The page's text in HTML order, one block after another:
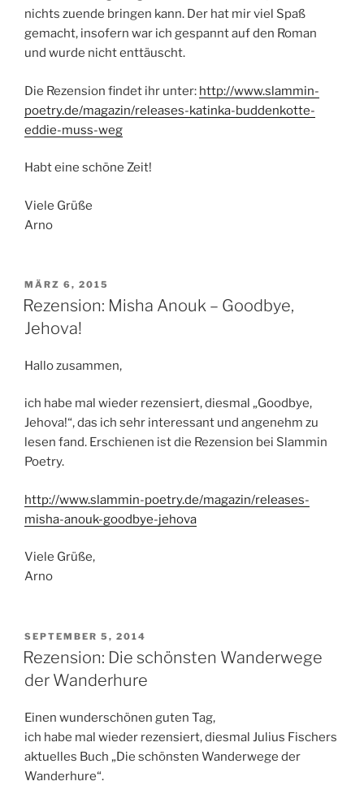
nichts zuende bringen kann. Der hat mir viel Spaß
gemacht, insofern war ich gespannt auf den Roman
und wurde nicht enttäuscht.
Die Rezension findet ihr unter: http://www.slammin-
poetry.de/magazin/releases-katinka-buddenkotte-
eddie-muss-weg
Habt eine schöne Zeit!
Viele Grüße
Arno
VERÖFFENTLICHT
AM
MÄRZ 6, 2015
Rezension: Misha Anouk – Goodbye,
Jehova!
Hallo zusammen,
ich habe mal wieder rezensiert, diesmal „Goodbye,
Jehova!“, das ich sehr interessant und angenehm zu
lesen fand. Erschienen ist die Rezension bei Slammin
Poetry.
http://www.slammin-poetry.de/magazin/releases-
misha-anouk-goodbye-jehova
Viele Grüße,
Arno
VERÖFFENTLICHT
AM
SEPTEMBER 5, 2014
Rezension: Die schönsten Wanderwege
der Wanderhure
Einen wunderschönen guten Tag,
ich habe mal wieder rezensiert, diesmal Julius Fischers
aktuelles Buch „Die schönsten Wanderwege der
Wanderhure“.